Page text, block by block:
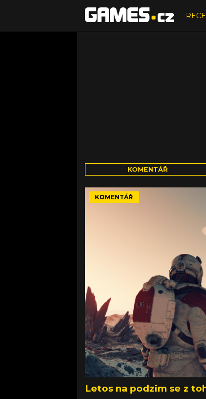
KOMENTÁŘ
KOMENTÁŘ
Letos na podzim se z